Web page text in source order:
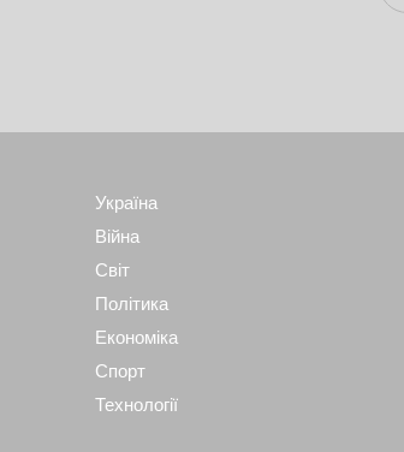
Україна
Війна
Світ
Політика
Економіка
Спорт
Технології